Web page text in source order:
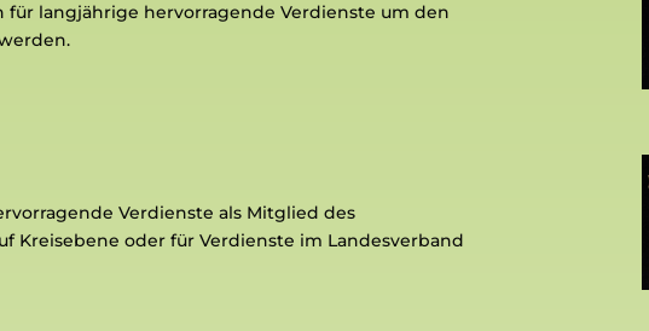
für langjährige hervorragendeVerdienste um den
Verdienste als Mitglied des
Kreisebene oderfür Verdienste im Landesverband